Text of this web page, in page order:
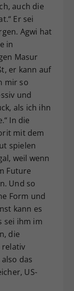
auch die
Er sei
Agwi hat
in
Masur
er kann auf
mir so
und
als ich ihn
In die
mit dem
spielen
weil wenn
Future
Und so
Form und
kann es
sei ihm im
die
relativ
das
US-